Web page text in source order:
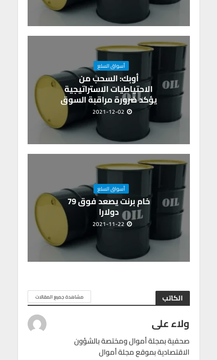
أسواق السلع
أوبك: السحب من
الاحتياطيات الاستراتيجية
يؤكد ضرورة مراقبة السوق
2021-12-02
أسواق السلع
خام برنت يصعد فوق 79
دولارا
2021-11-22
الكاتب مشاهدة جميع المقالات
ولاء على
صحفية بمجلة أموال ومختصة بالشؤون
الاقتصادية بموقع مجلة أموال